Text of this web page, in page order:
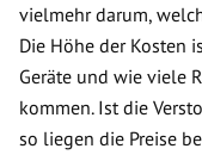
vielmehr darum,
Die Höhe der Kosten
Geräte und wie viele
kommen. Ist die
so liegen die Preise